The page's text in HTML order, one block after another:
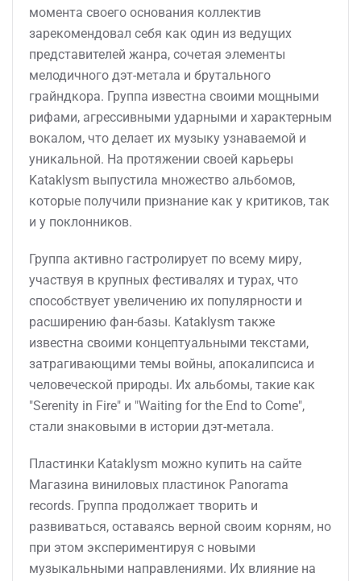
момента своего основания коллектив
зарекомендовал себя как один из ведущих
представителей жанра, сочетая элементы
мелодичного дэт-метала и брутального
грайндкора. Группа известна своими мощными
рифами, агрессивными ударными и характерным
вокалом, что делает их музыку узнаваемой и
уникальной. На протяжении своей карьеры
Kataklysm выпустила множество альбомов,
которые получили признание как у критиков, так
и у поклонников.
Группа активно гастролирует по всему миру,
участвуя в крупных фестивалях и турах, что
способствует увеличению их популярности и
расширению фан-базы. Kataklysm также
известна своими концептуальными текстами,
затрагивающими темы войны, апокалипсиса и
человеческой природы. Их альбомы, такие как
"Serenity in Fire" и "Waiting for the End to Come",
стали знаковыми в истории дэт-метала.
Пластинки Kataklysm можно купить на сайте
Магазина виниловых пластинок Panorama
records. Группа продолжает творить и
развиваться, оставаясь верной своим корням, но
при этом экспериментируя с новыми
музыкальными направлениями. Их влияние на